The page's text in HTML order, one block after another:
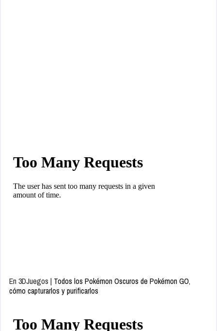
En 3DJuegos | Todos los Pokémon Oscuros de Pokémon GO,
cómo capturarlos y purificarlos